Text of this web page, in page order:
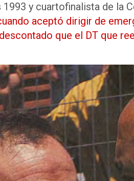
y cuartofinalista de la
aceptó dirigir de
que el DT que